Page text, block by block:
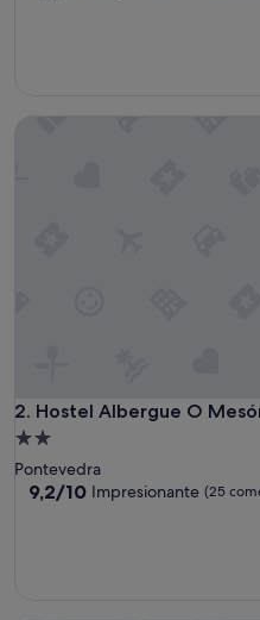
2. Hostel Albergue O
Hostel Albergue O Mesón
Alojamiento
de
2.0 estrellas
Pontevedra
9.2
9,2/10 Impresionante (25